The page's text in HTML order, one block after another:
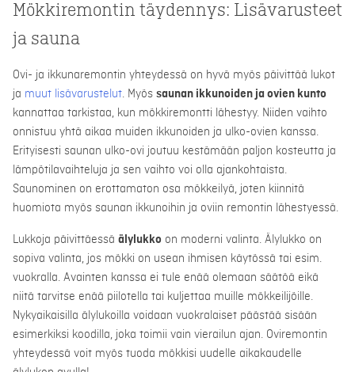
Mökkiremontin täydennys: Lisävarusteet
ja sauna
Ovi- ja ikkunaremontin yhteydessä on hyvä myös päivittää lukot
ja muut lisävarustelut. Myös saunan ikkunoiden ja ovien kunto
kannattaa tarkistaa, kun mökkiremontti lähestyy. Niiden vaihto
onnistuu yhtä aikaa muiden ikkunoiden ja ulko-ovien kanssa.
Erityisesti saunan ulko-ovi joutuu kestämään paljon kosteutta ja
lämpötilavaihteluja ja sen vaihto voi olla ajankohtaista.
Saunominen on erottamaton osa mökkeilyä, joten kiinnitä
huomiota myös saunan ikkunoihin ja oviin remontin lähestyessä.
Lukkoja päivittäessä älylukko on moderni valinta. Älylukko on
sopiva valinta, jos mökki on usean ihmisen käytössä tai esim.
vuokralla. Avainten kanssa ei tule enää olemaan säätöä eikä
niitä tarvitse enää piilotella tai kuljettaa muille mökkeilijöille.
Nykyaikaisilla älylukoilla voidaan vuokralaiset päästää sisään
esimerkiksi koodilla, joka toimii vain vierailun ajan. Oviremontin
yhteydessä voit myös tuoda mökkisi uudelle aikakaudelle